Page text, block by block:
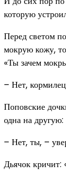
которую
Перед светом
мокрую кожу,
«Ты зачем
– Нет,
Поповские
одна на
– Нет, ты, –
Дьячок кричит: